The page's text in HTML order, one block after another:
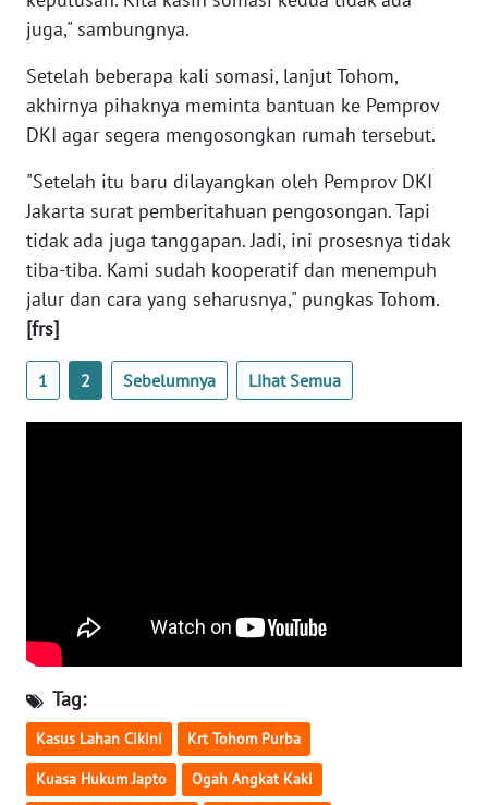
juga," sambungnya.
Setelah beberapa kali somasi, lanjut Tohom,
akhirnya pihaknya meminta bantuan ke Pemprov
DKI agar segera mengosongkan rumah tersebut.
"Setelah itu baru dilayangkan oleh Pemprov DKI
Jakarta surat pemberitahuan pengosongan. Tapi
tidak ada juga tanggapan. Jadi, ini prosesnya tidak
tiba-tiba. Kami sudah kooperatif dan menempuh
jalur dan cara yang seharusnya," pungkas Tohom.
[frs]
1 2 Sebelumnya Lihat Semua
Tag:
Kasus Lahan Cikini Krt Tohom Purba
Kuasa Hukum Japto Ogah Angkat Kaki
WN
RIAU
SERAMBI
WN
JAMBI
WN
SULTRA
WN
NTB
BABEL
WN
SUMBAR
WN
SUMSEL